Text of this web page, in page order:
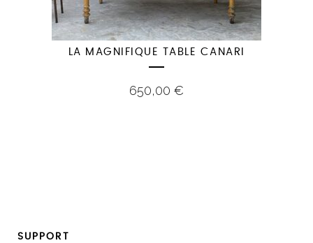
LA MAGNIFIQUE TABLE CANARI
650,00 €
SUPPORT